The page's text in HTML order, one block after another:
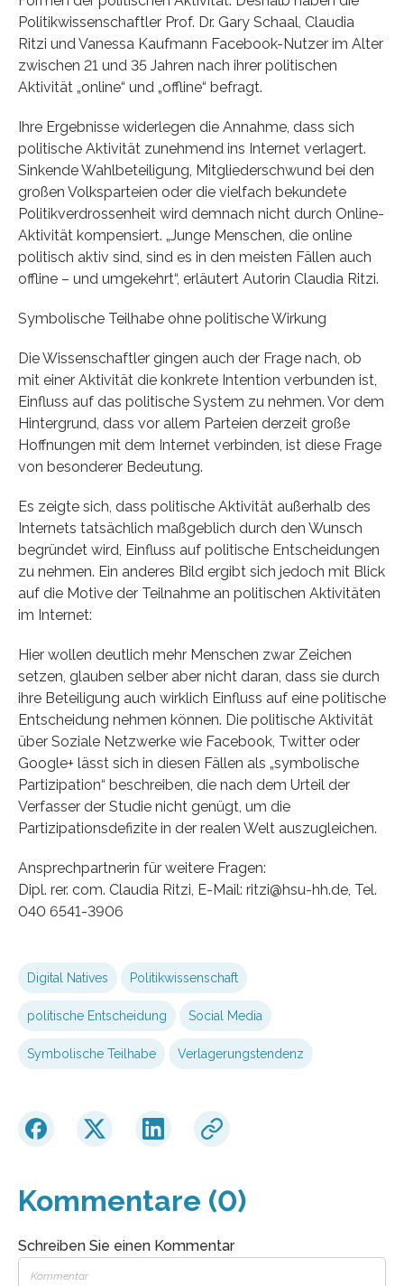
Politikwissenschaftler Prof. Dr. Gary Schaal, Claudia
Ritzi und Vanessa Kaufmann Facebook-Nutzer im Alter
zwischen 21 und 35 Jahren nach ihrer politischen
Aktivität „online“ und „offline“ befragt.
Ihre Ergebnisse widerlegen die Annahme, dass sich
politische Aktivität zunehmend ins Internet verlagert.
Sinkende Wahlbeteiligung, Mitgliederschwund bei den
großen Volksparteien oder die vielfach bekundete
Politikverdrossenheit wird demnach nicht durch Online-
Aktivität kompensiert. „Junge Menschen, die online
politisch aktiv sind, sind es in den meisten Fällen auch
offline – und umgekehrt“, erläutert Autorin Claudia Ritzi.
Symbolische Teilhabe ohne politische Wirkung
Die Wissenschaftler gingen auch der Frage nach, ob
mit einer Aktivität die konkrete Intention verbunden ist,
Einfluss auf das politische System zu nehmen. Vor dem
Hintergrund, dass vor allem Parteien derzeit große
Hoffnungen mit dem Internet verbinden, ist diese Frage
von besonderer Bedeutung.
Es zeigte sich, dass politische Aktivität außerhalb des
Internets tatsächlich maßgeblich durch den Wunsch
begründet wird, Einfluss auf politische Entscheidungen
zu nehmen. Ein anderes Bild ergibt sich jedoch mit Blick
auf die Motive der Teilnahme an politischen Aktivitäten
im Internet:
Hier wollen deutlich mehr Menschen zwar Zeichen
setzen, glauben selber aber nicht daran, dass sie durch
ihre Beteiligung auch wirklich Einfluss auf eine politische
Entscheidung nehmen können. Die politische Aktivität
über Soziale Netzwerke wie Facebook, Twitter oder
Google+ lässt sich in diesen Fällen als „symbolische
Partizipation“ beschreiben, die nach dem Urteil der
Verfasser der Studie nicht genügt, um die
Partizipationsdefizite in der realen Welt auszugleichen.
Ansprechpartnerin für weitere Fragen:
Dipl. rer. com. Claudia Ritzi, E-Mail: ritzi@hsu-hh.de, Tel.
040 6541-3906
Digital Natives Politikwissenschaft
politische Entscheidung Social Media
Symbolische Teilhabe Verlagerungstendenz
Kommentare (0)
Schreiben Sie einen Kommentar